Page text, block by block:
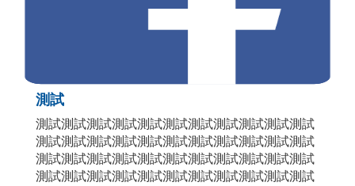
測試
測試測試測試測試測試測試測試測試測試測試測試
測試測試測試測試測試測試測試測試測試測試測試
測試測試測試測試測試測試測試測試測試測試測試
測試測試測試測試測試測試測試測試測試測試測試